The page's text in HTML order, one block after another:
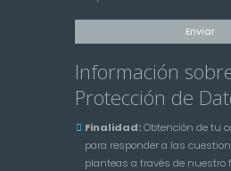
Información
Protección de
Finalidad:Obtención de tu
para responder a las
planteas a través de nuestro